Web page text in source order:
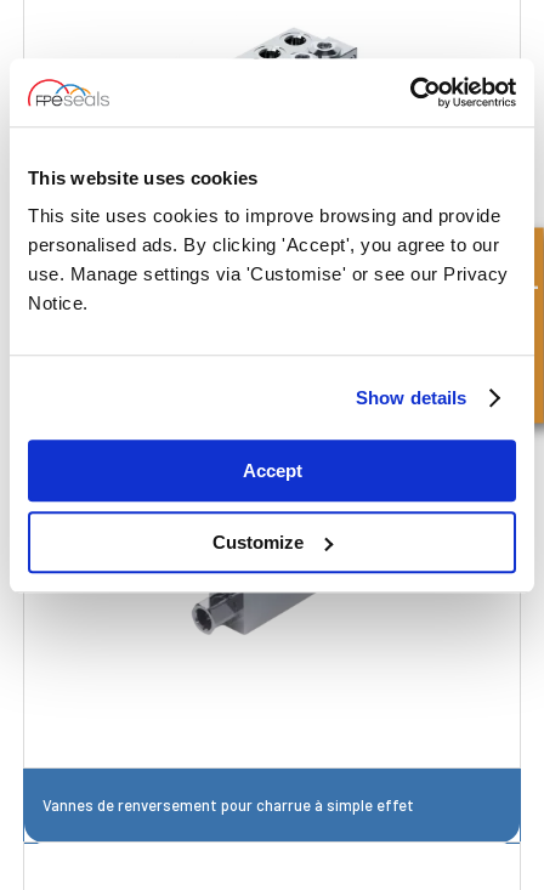
This website uses cookies
This site uses cookies to improve browsing and provide
personalised ads. By clicking 'Accept', you agree to our
use. Manage settings via 'Customise' or see our Privacy
Notice.
Show details
Accept
Customize
soupape de décharge
Vannes de renversement pour charrue à simple effet
Demande rapide